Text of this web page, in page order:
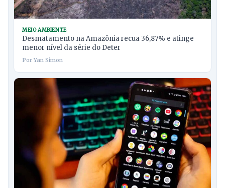
MEIO AMBIENTE
Desmatamento na Amazônia recua 36,87% e atinge
menor nível da série do Deter
Por Yan Simon